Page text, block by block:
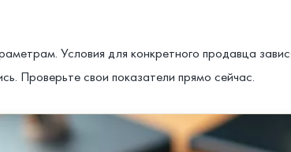
Условия для конкретного продавца
Проверьте свои показатели прямо сейчас.